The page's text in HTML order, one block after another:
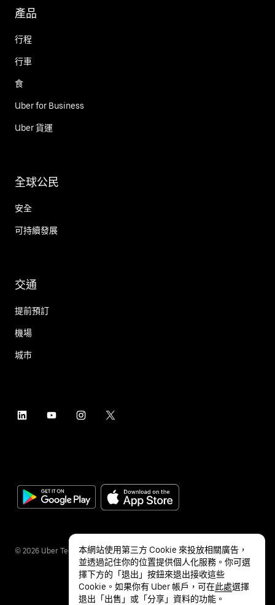
產品
行程
行車
食
Uber for Business
Uber 貨運
全球公民
安全
可持續發展
交通
提前預訂
機場
城市
© 2026 Uber Technologies Inc.
本網站使用第三方 Cookie 來投放相關廣告，
並透過記住你的位置提供個人化服務。你可選
擇下方的「退出」按鈕來退出接收這些
Cookie。如果你有 Uber 帳戶，可在此處選擇
退出「出售」或「分享」資料的功能。